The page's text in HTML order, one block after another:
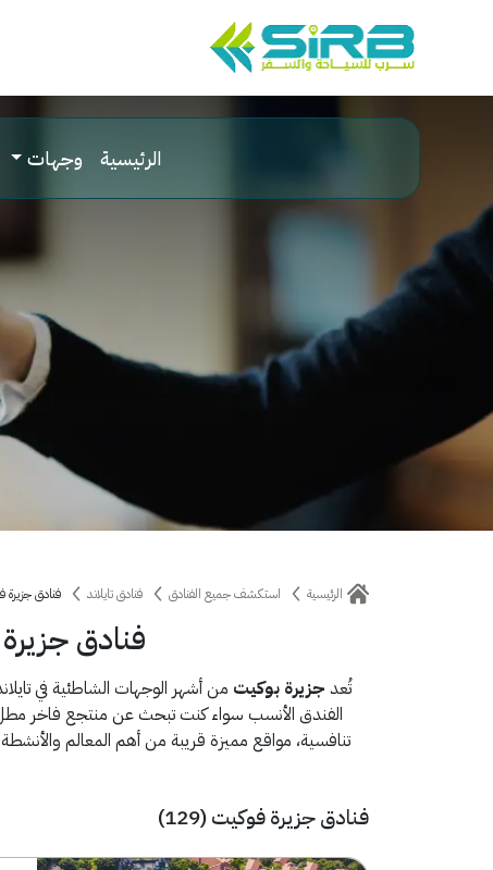
الرئيسية وجهات
الرئيسية استكشف جميع الفنادق فنادق تايلاند فنادق جزيرة
فنادق
تُعد جزيرة بوكيت من أشهر الوجهات الشاطئية في
الفندق الأنسب سواء كنت تبحث عن منتجع فاخر مطل
تنافسية، مواقع مميزة قريبة من أهم المعالم
فنادق جزيرة فوكيت (129)